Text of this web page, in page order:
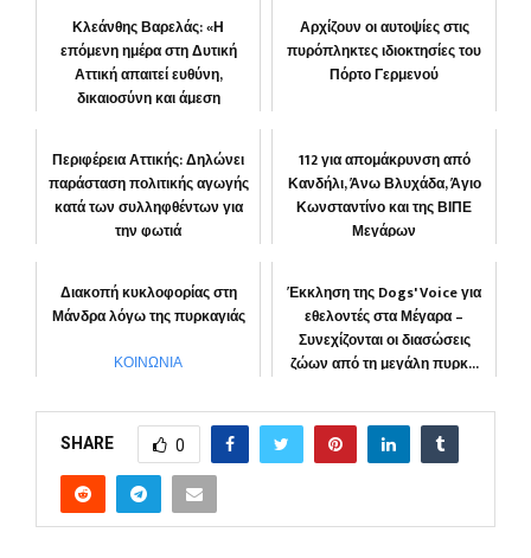
Κλεάνθης Βαρελάς: «Η
επόμενη ημέρα στη Δυτική
Αττική απαιτεί ευθύνη,
δικαιοσύνη και άμεση
ΠΕΡΙΦΕΡΕΙΑ
Αρχίζουν οι αυτοψίες στις
πυρόπληκτες ιδιοκτησίες του
Πόρτο Γερμενού
Περιφέρεια Αττικής: Δηλώνει
παράσταση πολιτικής αγωγής
κατά των συλληφθέντων για
την φωτιά
112 για απομάκρυνση από
Κανδήλι, Άνω Βλυχάδα, Άγιο
Κωνσταντίνο και της ΒΙΠΕ
Μεγάρων
Διακοπή κυκλοφορίας στη
Μάνδρα λόγω της πυρκαγιάς
ΚΟΙΝΩΝΙΑ
Έκκληση της Dogs' Voice για
εθελοντές στα Μέγαρα –
Συνεχίζονται οι διασώσεις
ζώων από τη μεγάλη πυρκ...
ΚΟΙΝΩΝΙΑ
SHARE 0